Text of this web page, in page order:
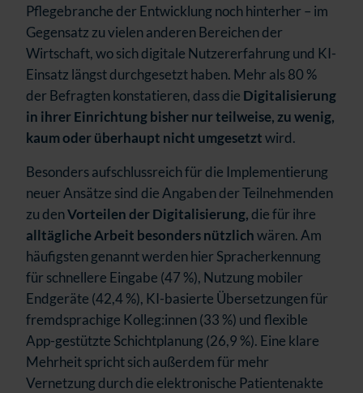
Pflegebranche der Entwicklung noch hinterher – im
Gegensatz zu vielen anderen Bereichen der
Wirtschaft, wo sich digitale Nutzererfahrung und KI-
Einsatz längst durchgesetzt haben. Mehr als 80 %
der Befragten konstatieren, dass die Digitalisierung
in ihrer Einrichtung bisher nur teilweise, zu wenig,
kaum oder überhaupt nicht umgesetztwird.
Besonders aufschlussreich für die Implementierung
neuer Ansätze sind die Angaben der Teilnehmenden
zu denVorteilen der Digitalisierung, die für ihre
alltägliche Arbeit besonders nützlichwären. Am
häufigsten genannt werden hier Spracherkennung
für schnellere Eingabe (47 %), Nutzung mobiler
Endgeräte (42,4 %), KI-basierte Übersetzungen für
fremdsprachige Kolleg:innen (33 %) und flexible
App-gestützte Schichtplanung (26,9 %). Eine klare
Mehrheit spricht sich außerdem für mehr
Vernetzung durch die elektronische Patientenakte